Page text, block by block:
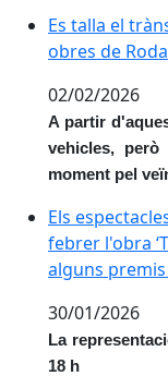
Es talla el
Es talla el
obres de
02/02/2026
A partir
vehicles,
moment pel
Els
Els
febrer l'obra
alguns premis
30/01/2026
La
18 h